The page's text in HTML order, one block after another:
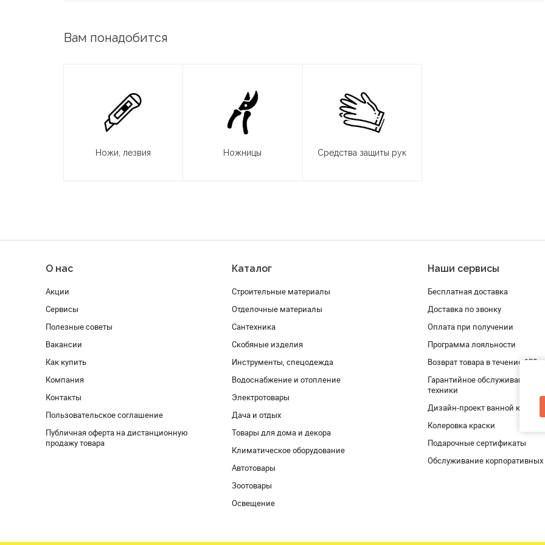
Вам понадобится
Ножи, лезвия Ножницы Средства защиты рук
О нас
Акции
Сервисы
Полезные советы
Вакансии
Как купить
Компания
Контакты
Пользовательское соглашение
Публичная оферта на дистанционную
продажу товара
Каталог
Строительные материалы
Отделочные материалы
Сантехника
Скобяные изделия
Инструменты, спецодежда
Водоснабжение и отопление
Электротовары
Дача и отдых
Товары для дома и декора
Климатическое оборудование
Автотовары
Зоотовары
Освещение
Наши сервисы
Бесплатная доставка
Доставка по звонку
Оплата при получении
Программа лояльности
Возврат товара в течение 120
Гарантийное обслуживание и
техники
Дизайн-проект ванной комнаты
Колеровка краски
Подарочные сертификаты
Обслуживание корпоративных